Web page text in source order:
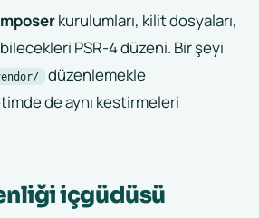
kurulumları, kilit dosyaları,
PSR-4 düzeni. Bir şeyi
düzenlemekle
de aynı kestirmeleri
içgüdüsü